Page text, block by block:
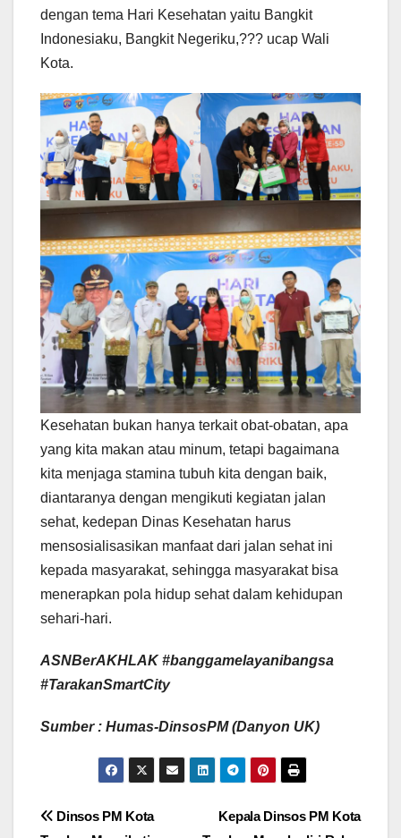
dengan tema Hari Kesehatan yaitu Bangkit
Indonesiaku, Bangkit Negeriku,??? ucap Wali
Kota.
Kesehatan bukan hanya terkait obat-obatan, apa
yang kita makan atau minum, tetapi bagaimana
kita menjaga stamina tubuh kita dengan baik,
diantaranya dengan mengikuti kegiatan jalan
sehat, kedepan Dinas Kesehatan harus
mensosialisasikan manfaat dari jalan sehat ini
kepada masyarakat, sehingga masyarakat bisa
menerapkan pola hidup sehat dalam kehidupan
sehari-hari.
ASNBerAKHLAK #banggamelayanibangsa
#TarakanSmartCity
Sumber : Humas-DinsosPM (Danyon UK)
Navigasi
Kepala Dinsos PM Kota
Dinsos PM Kota